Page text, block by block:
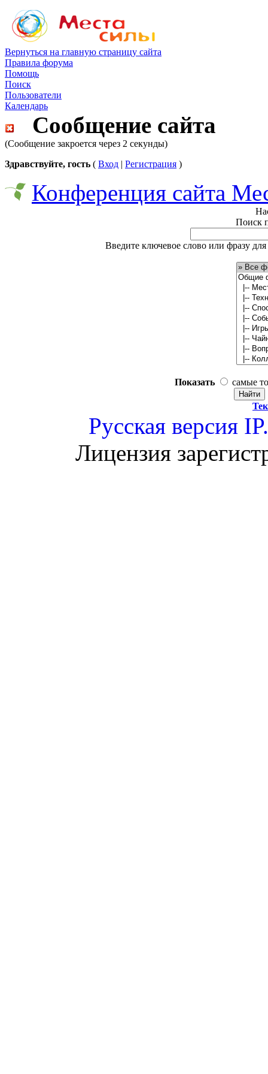
Вернуться на главную страницу сайта
Правила форума
Помощь
Поиск
Пользователи
Календарь
Сообщение сайта
(Сообщение закроется через 2 секунды)
Здравствуйте, гость ( Вход | Регистрация )
Конференция сайта
Поиск
Введите ключевое слово или фразу
Показать самые
Русская версия
Лицензия